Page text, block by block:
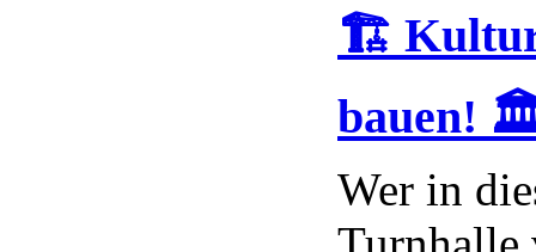
🏗️ Kultur
bauen!
Wer in